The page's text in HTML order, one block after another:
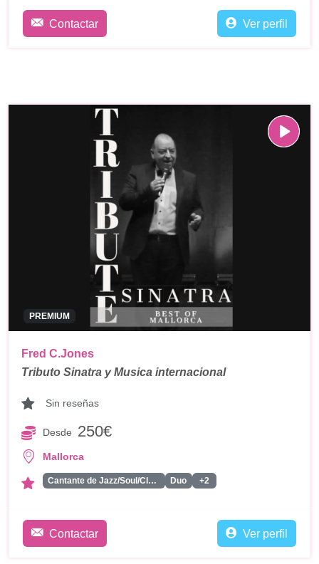
Contactar Ver perfil
PREMIUM
Fred C.Jones
Tributo Sinatra y Musica internacional
Sin reseñas
Desde 250€
Mallorca
Cantante de Jazz/Soul/Classics Duo +2
Contactar Ver perfil